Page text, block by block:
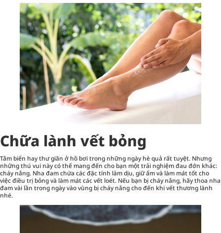
Chữa lành vết bỏng
Tắm biển hay thư giãn ở hồ bơi trong những ngày hè quả rất tuyệt. Nhưng
những thú vui này có thể mang đến cho bạn một trải nghiệm đau đớn khác:
cháy nắng. Nha đam chứa các đặc tính làm dịu, giữ ẩm và làm mát tốt cho
việc điều trị bỏng và làm mát các vết loét. Nếu bạn bị cháy nắng, hãy thoa nha
đam vài lần trong ngày vào vùng bị cháy nắng cho đến khi vết thương lành
nhé.